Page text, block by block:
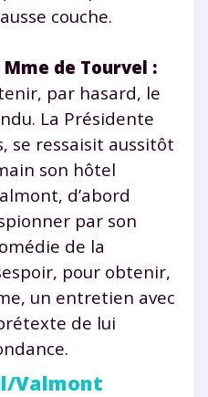
couche.
de Tourvel :
par hasard, le
La Présidente
se ressaisit aussitôt
son hôtel
d’abord
par son
de la
pour obtenir,
un entretien avec
de lui
Valmont
notre
soutien
vidéos,exercices
de révisions
parents pour
scolaire du CP à
disponibles
tchat, audio ou